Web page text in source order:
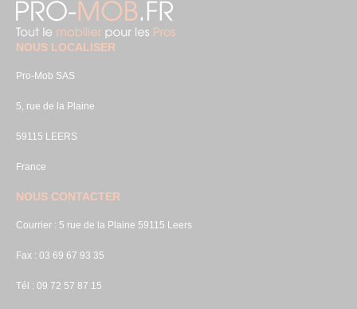
NOUS LOCALISER
Pro-Mob SAS
5, rue de la Plaine
59115 LEERS
France
NOUS CONTACTER
Courrier : 5 rue de la Plaine 59115 Leers
Fax : 03 69 67 93 35
Tél : 09 72 57 87 15